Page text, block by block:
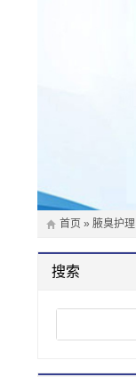
首页 » 腋臭护理
搜索